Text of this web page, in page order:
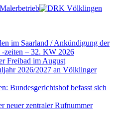
im Saarland / Ankündigung der
zeiten – 32. KW 2026
Freibad im August
2026/2027 an Völklinger
Bundesgerichtshof befasst sich
neuer zentraler Rufnummer